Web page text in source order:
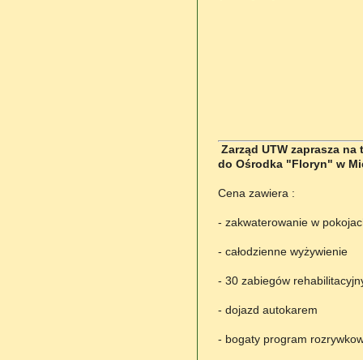
Zarząd UTW zaprasza
do Ośrodka "Floryn" w
Cena zawiera :
- zakwaterowanie w
- całodzienne wyżywienie
- 30 zabiegów
- dojazd autokarem
- bogaty program